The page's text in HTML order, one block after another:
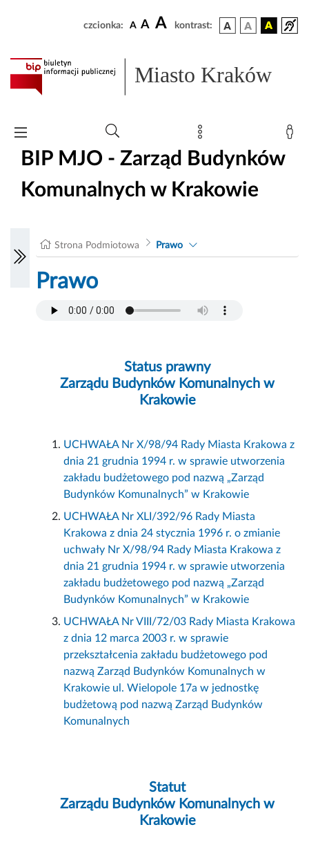
czcionka: A A A kontrast:
Miasto Kraków
BIP MJO - Zarząd Budynków
Komunalnych w Krakowie
Strona Podmiotowa Prawo
Prawo
Status prawny
Zarządu Budynków Komunalnych w
Krakowie
UCHWAŁA Nr X/98/94 Rady Miasta Krakowa z
dnia 21 grudnia 1994 r. w sprawie utworzenia
zakładu budżetowego pod nazwą „Zarząd
Budynków Komunalnych” w Krakowie
UCHWAŁA Nr XLI/392/96 Rady Miasta
Krakowa z dnia 24 stycznia 1996 r. o zmianie
uchwały Nr X/98/94 Rady Miasta Krakowa z
dnia 21 grudnia 1994 r. w sprawie utworzenia
zakładu budżetowego pod nazwą „Zarząd
Budynków Komunalnych” w Krakowie
UCHWAŁA Nr VIII/72/03 Rady Miasta Krakowa
z dnia 12 marca 2003 r. w sprawie
przekształcenia zakładu budżetowego pod
nazwą Zarząd Budynków Komunalnych w
Krakowie ul. Wielopole 17a w jednostkę
budżetową pod nazwą Zarząd Budynków
Komunalnych
Statut
Zarządu Budynków Komunalnych w
Krakowie